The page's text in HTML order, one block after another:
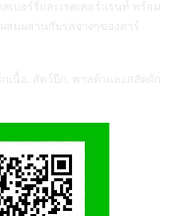
เบอร์รี่และเรดเคอร์แรนท์ พร้อม
มผสานกับรสจางๆของดาร์
เนื้อ, สัตว์ปีก, พาสต้าและสลัดผัก